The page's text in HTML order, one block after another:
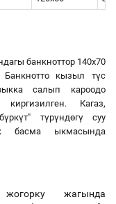
банкноттор 140х70
кызыл түс
салып кароодо
Кагаз,
түрүндөгү суу
басма ыкмасында
жагында